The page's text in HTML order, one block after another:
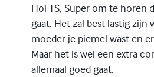
Hoi TS, Super om te horen
gaat. Het zal best lastig zijn
moeder je piemel wast en
Maar het is wel een extra
allemaal goed gaat.